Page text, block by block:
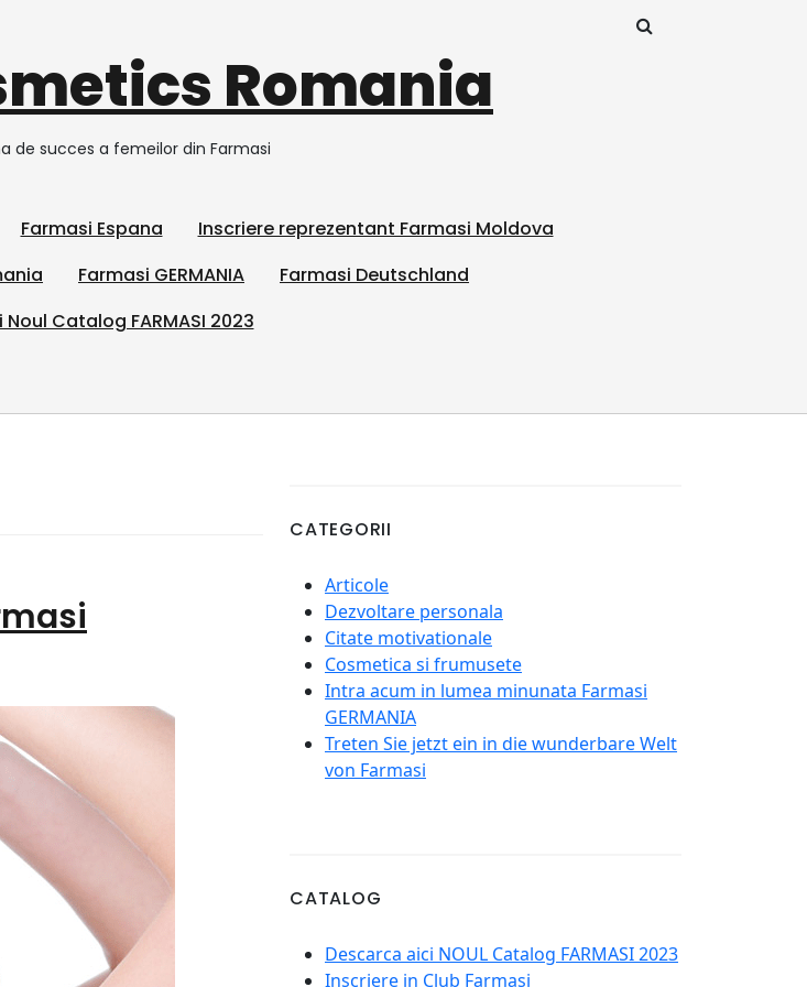
Romania
de succes a femeilor din Farmasi
Farmasi Espana
Inscriere reprezentant Farmasi Moldova
Farmasi GERMANIA
Farmasi Deutschland
Catalog FARMASI 2023
CATEGORII
Articole
Dezvoltare personala
Citate motivationale
Cosmetica si frumusete
Intra acum in lumea minunata Farmasi
GERMANIA
Treten Sie jetzt ein in die wunderbare Welt
von Farmasi
CATALOG
Descarca aici NOUL Catalog FARMASI 2023
Inscriere in Club Farmasi